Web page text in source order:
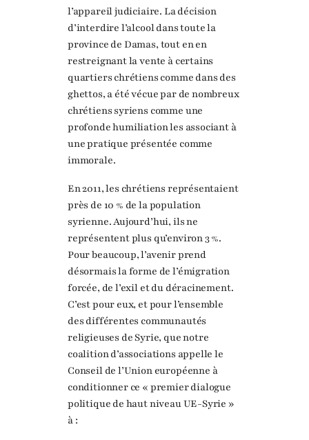
l’appareil judiciaire. La décision
d’interdire l’alcool dans toute la
province de Damas, tout en en
restreignant la vente à certains
quartiers chrétiens comme dans des
ghettos, a été vécue par de nombreux
chrétiens syriens comme une
profonde humiliation les associant à
une pratique présentée comme
immorale.
En 2011, les chrétiens représentaient
près de 10 % de la population
syrienne. Aujourd’hui, ils ne
représentent plus qu’environ 3 %.
Pour beaucoup, l’avenir prend
désormais la forme de l’émigration
forcée, de l’exil et du déracinement.
C’est pour eux, et pour l’ensemble
des différentes communautés
religieuses de Syrie, que notre
coalition d’associations appelle le
Conseil de l’Union européenne à
conditionner ce « premier dialogue
politique de haut niveau UE-Syrie »
à :